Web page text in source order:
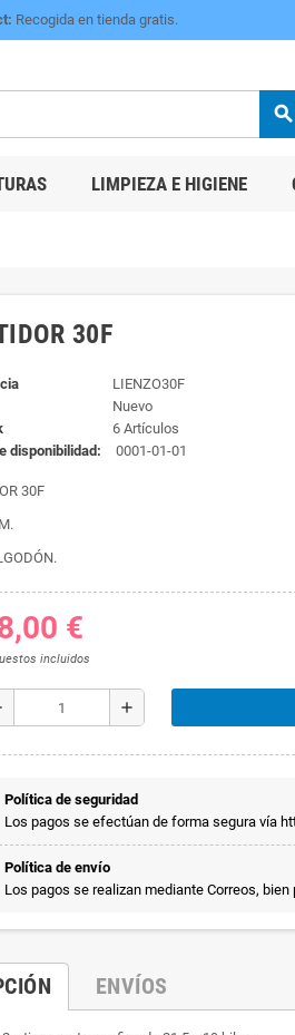
Recogida en tienda gratis.
search
LIMPIEZA E HIGIENE
30F
LIENZO30F
Nuevo
6 Artículos
disponibilidad:
0001-01-01
30F
€
incluidos
add
Política de seguridad
Los pagos se efectúan de forma segura vía
Política de envío
Los pagos se realizan mediante Correos,
ENVÍOS